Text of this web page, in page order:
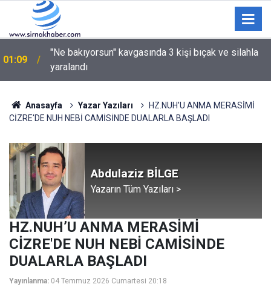
01:09
"Ne bakıyorsun" kavgasında 3 kişi bıçak ve silahla
yaralandı
Anasayfa Yazar Yazıları
HZ.NUH’U ANMA MERASİMİ
CİZRE'DE NUH NEBİ CAMİSİNDE DUALARLA BAŞLADI
Abdulaziz BİLGE
Yazarın Tüm Yazıları >
HZ.NUH’U ANMA MERASİMİ
CİZRE'DE NUH NEBİ CAMİSİNDE
DUALARLA BAŞLADI
Yayınlanma: 04 Temmuz 2026 Cumartesi 20:18